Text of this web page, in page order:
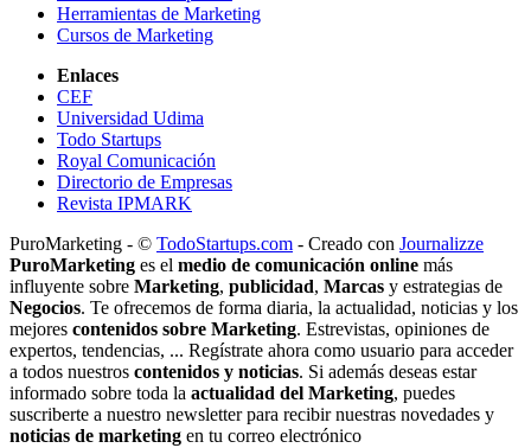
Herramientas de Marketing
Cursos de Marketing
Enlaces
CEF
Universidad Udima
Todo Startups
Royal Comunicación
Directorio de Empresas
Revista IPMARK
PuroMarketing - © TodoStartups.com - Creado con Journalizze
PuroMarketing es el medio de comunicación online más
influyente sobre Marketing, publicidad, Marcas y estrategias de
Negocios. Te ofrecemos de forma diaria, la actualidad, noticias y los
mejores contenidos sobre Marketing. Estrevistas, opiniones de
expertos, tendencias, ... Regístrate ahora como usuario para acceder
a todos nuestros contenidos y noticias. Si además deseas estar
informado sobre toda la actualidad del Marketing, puedes
suscriberte a nuestro newsletter para recibir nuestras novedades y
noticias de marketing en tu correo electrónico